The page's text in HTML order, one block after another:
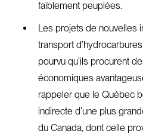
faiblement peuplées.
Les projets de nouvelles
transport
pourvu qu’ils procurent
économiques
rappeler que le Québec
indirecte d’une plus
du Canada, dont celle